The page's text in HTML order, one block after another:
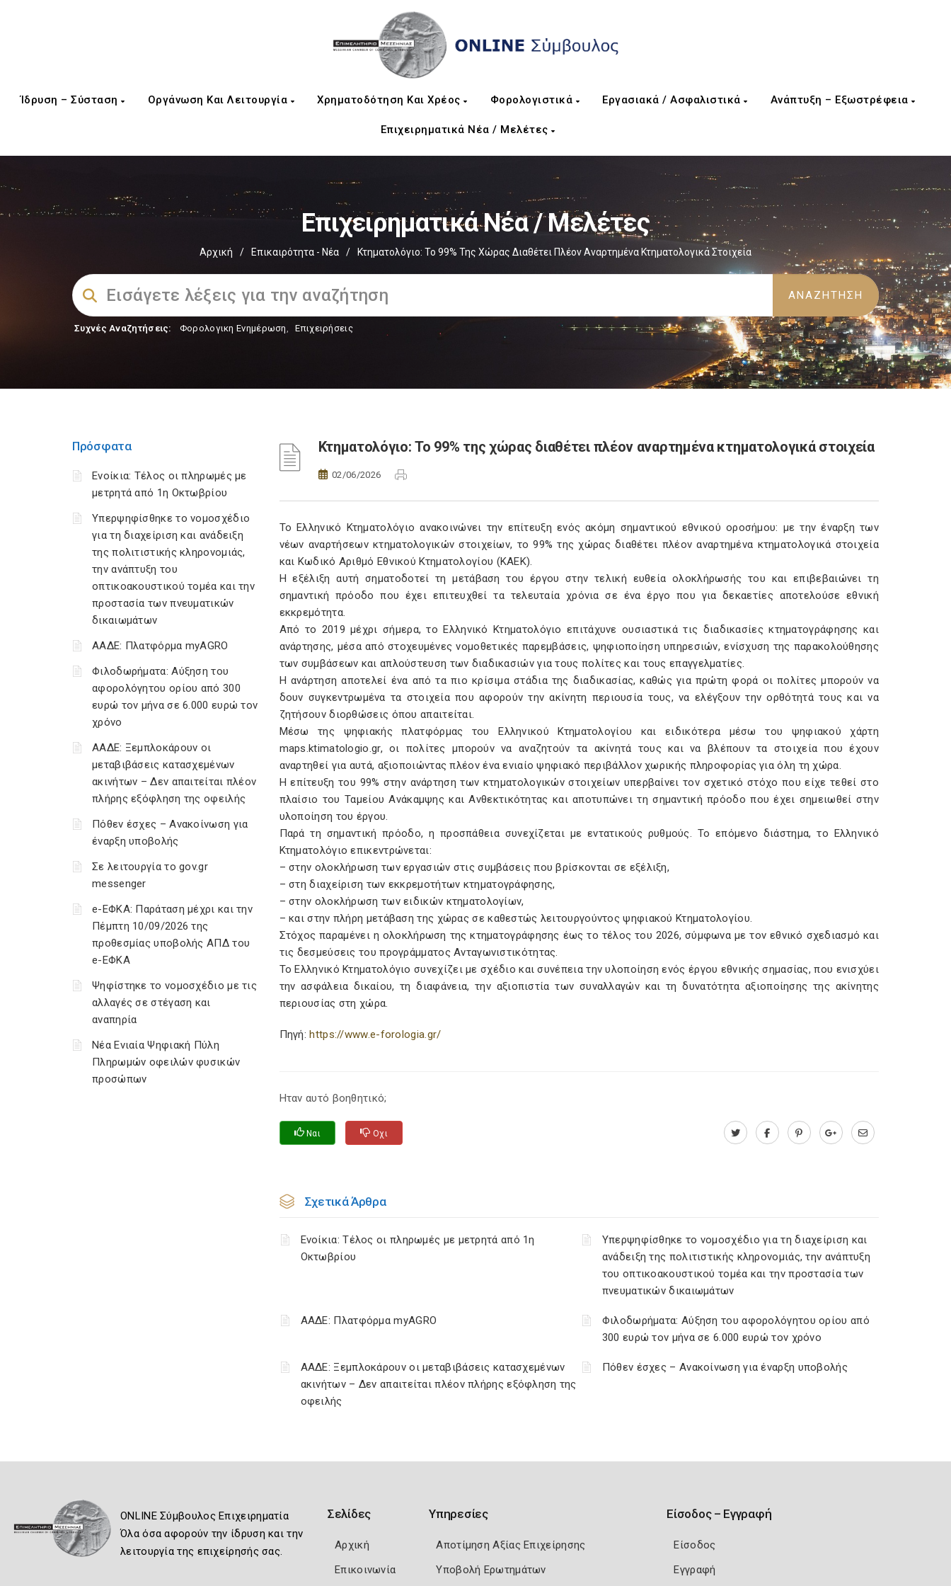
Ίδρυση – Σύσταση Οργάνωση Και Λειτουργία Χρηματοδότηση Και Χρέος Φορολογιστικά Εργασιακά / Ασφαλιστικά Ανάπτυξη – Εξωστρέφεια
Επιχειρηματικά Νέα / Μελέτες
Επιχειρηματικά Νέα / Μελέτες
Αρχική / Επικαιρότητα - Νέα / Κτηματολόγιο: Το 99% Της Χώρας Διαθέτει Πλέον Αναρτημένα Κτηματολογικά Στοιχεία
Συχνές Αναζητήσεις: Φορολογικη Ενημέρωση, Επιχειρήσεις
Πρόσφατα
Ενοίκια: Τέλος οι πληρωμές με
μετρητά από 1η Οκτωβρίου
Υπερψηφίσθηκε το νομοσχέδιο
για τη διαχείριση και ανάδειξη
της πολιτιστικής κληρονομιάς,
την ανάπτυξη του
οπτικοακουστικού τομέα και την
προστασία των πνευματικών
δικαιωμάτων
ΑΑΔΕ: Πλατφόρμα myAGRO
Φιλοδωρήματα: Αύξηση του
αφορολόγητου ορίου από 300
ευρώ τον μήνα σε 6.000 ευρώ τον
χρόνο
ΑΑΔΕ: Ξεμπλοκάρουν οι
μεταβιβάσεις κατασχεμένων
ακινήτων – Δεν απαιτείται πλέον
πλήρης εξόφληση της οφειλής
Πόθεν έσχες – Ανακοίνωση για
έναρξη υποβολής
Σε λειτουργία το gov.gr
messenger
e-ΕΦΚΑ: Παράταση μέχρι και την
Πέμπτη 10/09/2026 της
προθεσμίας υποβολής ΑΠΔ του
e-ΕΦΚΑ
Ψηφίστηκε το νομοσχέδιο με τις
αλλαγές σε στέγαση και
αναπηρία
Νέα Ενιαία Ψηφιακή Πύλη
Πληρωμών οφειλών φυσικών
προσώπων
Κτηματολόγιο: Το 99% της χώρας διαθέτει πλέον αναρτημένα κτηματολογικά στοιχεία
02/06/2026
Το Ελληνικό Κτηματολόγιο ανακοινώνει την επίτευξη ενός ακόμη σημαντικού εθνικού οροσήμου: με την έναρξη των
νέων αναρτήσεων κτηματολογικών στοιχείων, το 99% της χώρας διαθέτει πλέον αναρτημένα κτηματολογικά στοιχεία
και Κωδικό Αριθμό Εθνικού Κτηματολογίου (ΚΑΕΚ).
Η εξέλιξη αυτή σηματοδοτεί τη μετάβαση του έργου στην τελική ευθεία ολοκλήρωσής του και επιβεβαιώνει τη
σημαντική πρόοδο που έχει επιτευχθεί τα τελευταία χρόνια σε ένα έργο που για δεκαετίες αποτελούσε εθνική
εκκρεμότητα.
Από το 2019 μέχρι σήμερα, το Ελληνικό Κτηματολόγιο επιτάχυνε ουσιαστικά τις διαδικασίες κτηματογράφησης και
ανάρτησης, μέσα από στοχευμένες νομοθετικές παρεμβάσεις, ψηφιοποίηση υπηρεσιών, ενίσχυση της παρακολούθησης
των συμβάσεων και απλούστευση των διαδικασιών για τους πολίτες και τους επαγγελματίες.
Η ανάρτηση αποτελεί ένα από τα πιο κρίσιμα στάδια της διαδικασίας, καθώς για πρώτη φορά οι πολίτες μπορούν να
δουν συγκεντρωμένα τα στοιχεία που αφορούν την ακίνητη περιουσία τους, να ελέγξουν την ορθότητά τους και να
ζητήσουν διορθώσεις όπου απαιτείται.
Μέσω της ψηφιακής πλατφόρμας του Ελληνικού Κτηματολογίου και ειδικότερα μέσω του ψηφιακού χάρτη
maps.ktimatologio.gr, οι πολίτες μπορούν να αναζητούν τα ακίνητά τους και να βλέπουν τα στοιχεία που έχουν
αναρτηθεί για αυτά, αξιοποιώντας πλέον ένα ενιαίο ψηφιακό περιβάλλον χωρικής πληροφορίας για όλη τη χώρα.
Η επίτευξη του 99% στην ανάρτηση των κτηματολογικών στοιχείων υπερβαίνει τον σχετικό στόχο που είχε τεθεί στο
πλαίσιο του Ταμείου Ανάκαμψης και Ανθεκτικότητας και αποτυπώνει τη σημαντική πρόοδο που έχει σημειωθεί στην
υλοποίηση του έργου.
Παρά τη σημαντική πρόοδο, η προσπάθεια συνεχίζεται με εντατικούς ρυθμούς. Το επόμενο διάστημα, το Ελληνικό
Κτηματολόγιο επικεντρώνεται:
– στην ολοκλήρωση των εργασιών στις συμβάσεις που βρίσκονται σε εξέλιξη,
– στη διαχείριση των εκκρεμοτήτων κτηματογράφησης,
– στην ολοκλήρωση των ειδικών κτηματολογίων,
– και στην πλήρη μετάβαση της χώρας σε καθεστώς λειτουργούντος ψηφιακού Κτηματολογίου.
Στόχος παραμένει η ολοκλήρωση της κτηματογράφησης έως το τέλος του 2026, σύμφωνα με τον εθνικό σχεδιασμό και
τις δεσμεύσεις του προγράμματος Ανταγωνιστικότητας.
Το Ελληνικό Κτηματολόγιο συνεχίζει με σχέδιο και συνέπεια την υλοποίηση ενός έργου εθνικής σημασίας, που ενισχύει
την ασφάλεια δικαίου, τη διαφάνεια, την αξιοπιστία των συναλλαγών και τη δυνατότητα αξιοποίησης της ακίνητης
περιουσίας στη χώρα.
Πηγή:https://www.e-forologia.gr/
Ηταν αυτό βοηθητικό;
Ναι Οχι
Σχετικά Άρθρα
Ενοίκια: Τέλος οι πληρωμές με μετρητά από 1η
Οκτωβρίου
Υπερψηφίσθηκε το νομοσχέδιο για τη διαχείριση και
ανάδειξη της πολιτιστικής κληρονομιάς, την ανάπτυξη
του οπτικοακουστικού τομέα και την προστασία των
πνευματικών δικαιωμάτων
ΑΑΔΕ: Πλατφόρμα myAGRO
Φιλοδωρήματα: Αύξηση του αφορολόγητου ορίου από
300 ευρώ τον μήνα σε 6.000 ευρώ τον χρόνο
ΑΑΔΕ: Ξεμπλοκάρουν οι μεταβιβάσεις κατασχεμένων
ακινήτων – Δεν απαιτείται πλέον πλήρης εξόφληση της
οφειλής
Πόθεν έσχες – Ανακοίνωση για έναρξη υποβολής
ONLINE Σύμβουλος Επιχειρηματία
Όλα όσα αφορούν την ίδρυση και την
λειτουργία της επιχείρησής σας.
Σελίδες
Αρχική
Επικοινωνία
Υπηρεσίες
Αποτίμηση Αξίας Επιχείρησης
Υποβολή Ερωτημάτων
Είσοδος – Εγγραφή
Είσοδος
Εγγραφή